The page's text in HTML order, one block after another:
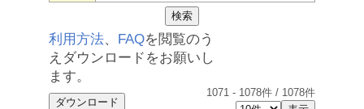
利用方法、 FAQを閲覧のう
えダウンロードをお願いし
ます。
1071 - 1078件 / 1078件